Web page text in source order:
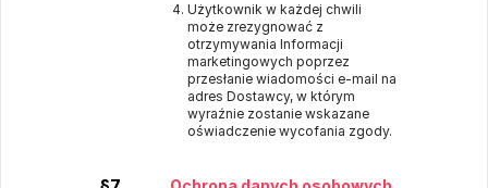
Użytkownik w każdej chwili
może zrezygnować z
otrzymywania Informacji
marketingowych poprzez
przesłanie wiadomości e-mail na
adres Dostawcy, w którym
wyraźnie zostanie wskazane
oświadczenie wycofania zgody.